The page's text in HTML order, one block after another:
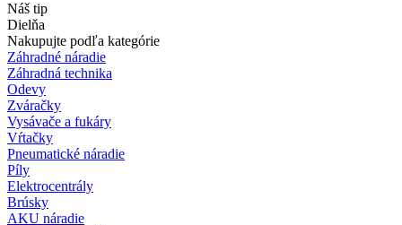
Náš tip
Dielňa
Nakupujte podľa kategórie
Záhradné náradie
Záhradná technika
Odevy
Zváračky
Vysávače a fukáry
Vŕtačky
Pneumatické náradie
Píly
Elektrocentrály
Brúsky
AKU náradie